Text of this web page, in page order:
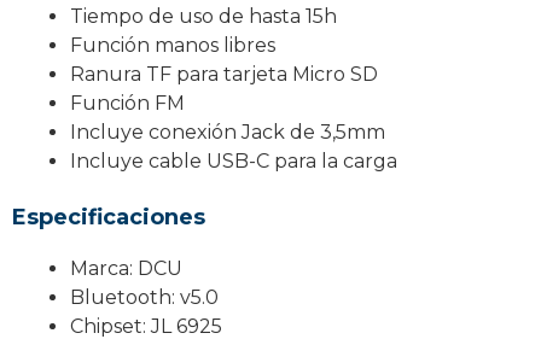
Tiempo de uso de hasta 15h
Función manos libres
Ranura TF para tarjeta Micro SD
Función FM
Incluye conexión Jack de 3,5mm
Incluye cable USB-C para la carga
Especificaciones
Marca: DCU
Bluetooth: v5.0
Chipset: JL 6925